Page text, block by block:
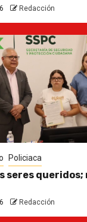
Redacción
Policiaca
seres queridos;
Redacción